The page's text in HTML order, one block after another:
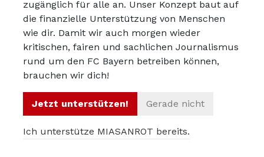
fruemmele 16.12.2025
Warum „erhofft“? Die Aussagen von Hoeneß standen im
Raum, damit wurde Jasmina konfrontiert. Nicht mehr,
nicht weniger.
zugänglich für alle an. Unser Konzept baut auf
die finanzielle Unterstützung von Menschen
wie dir. Damit wir auch morgen wieder
kritischen, fairen und sachlichen Journalismus
rund um den FC Bayern betreiben können,
brauchen wir dich!
Jetzt unterstützen! Gerade nicht
Ich unterstütze MIASANROT bereits.